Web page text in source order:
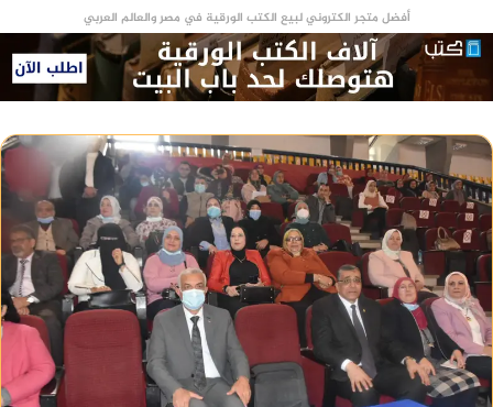
أفضل متجر الكتروني لبيع الكتب الورقية في مصر والعالم العربي